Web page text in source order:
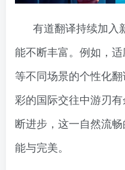
有道翻译持续加入
能不断丰富。例如，
等不同场景的个性化
彩的国际交往中游刃
断进步，这一自然流
能与完美。